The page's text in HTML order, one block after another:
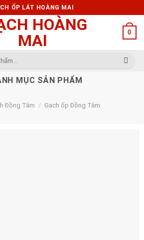
ỐP LÁT HOÀNG MAI
0
MỤC SẢN PHẨM
Đồng Tâm / Gạch ốp Đồng Tâm